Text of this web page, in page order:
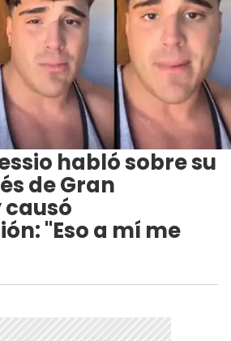
habló sobre su
de Gran
causó
"Eso a mí me